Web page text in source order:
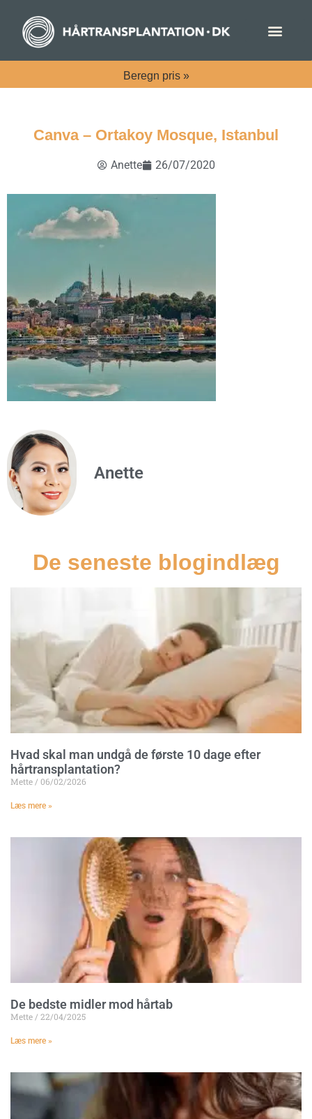
Beregn pris »
Canva – Ortakoy Mosque, Istanbul
Anette 26/07/2020
Anette
De seneste blogindlæg
Hvad skal man undgå de første 10 dage efter
hårtransplantation?
Mette 06/02/2026
Læs mere »
De bedste midler mod hårtab
Mette 22/04/2025
Læs mere »